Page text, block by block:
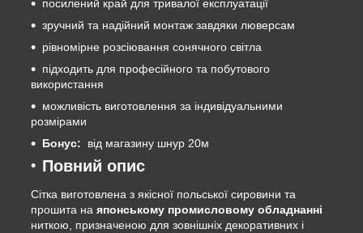
посилений край для тривалої експлуатації
зручний та надійний монтаж завдяки люверсам
рівномірне розсіювання сонячного світла
підходить для професійного та побутового
використання
можливість виготовлення за індивідуальними
розмірами
Бонус:
від магазину шнур 20м
Повний опис
Сітка виготовлена з якісної польської сировини та
прошита на японському промисловому обладнанні
ниткою, призначеною для зовнішніх декоративних і